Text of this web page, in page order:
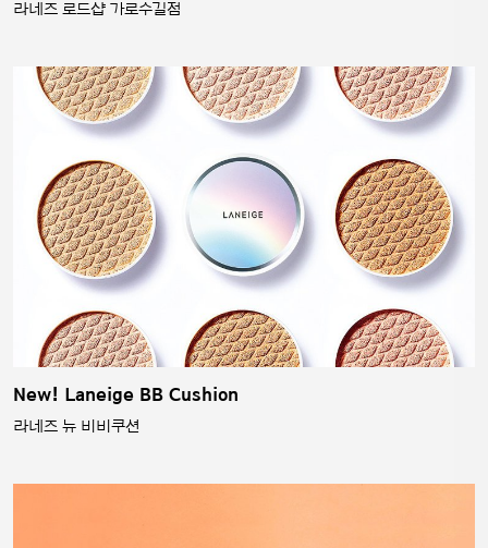
라네즈 로드샵 가로수길점
New! Laneige BB Cushion
라네즈 뉴 비비쿠션